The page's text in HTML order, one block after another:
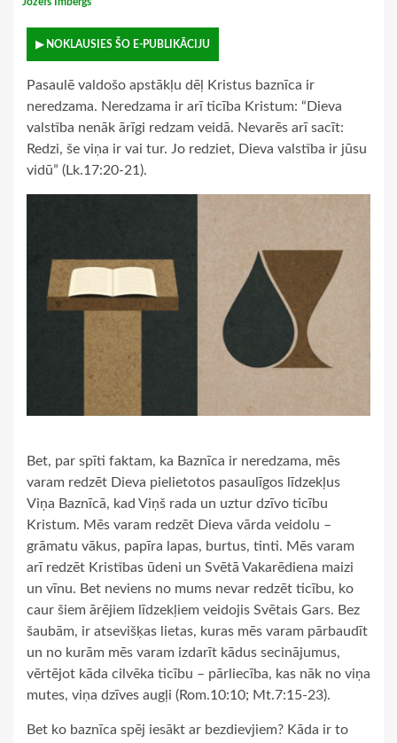
▶ NOKLAUSIES ŠO E-PUBLIKĀCIJU
Pasaulē valdošo apstākļu dēļ Kristus baznīca ir
neredzama. Neredzama ir arī ticība Kristum: “Dieva
valstība nenāk ārīgi redzam veidā. Nevarēs arī sacīt:
Redzi, še viņa ir vai tur. Jo redziet, Dieva valstība ir jūsu
vidū” (Lk.17:20-21).
Bet, par spīti faktam, ka Baznīca ir neredzama, mēs
varam redzēt Dieva pielietotos pasaulīgos līdzekļus
Viņa Baznīcā, kad Viņš rada un uztur dzīvo ticību
Kristum. Mēs varam redzēt Dieva vārda veidolu –
grāmatu vākus, papīra lapas, burtus, tinti. Mēs varam
arī redzēt Kristības ūdeni un Svētā Vakarēdiena maizi
un vīnu. Bet neviens no mums nevar redzēt ticību, ko
caur šiem ārējiem līdzekļiem veidojis Svētais Gars. Bez
šaubām, ir atsevišķas lietas, kuras mēs varam pārbaudīt
un no kurām mēs varam izdarīt kādus secinājumus,
vērtējot kāda cilvēka ticību – pārliecība, kas nāk no viņa
mutes, viņa dzīves augļi (Rom.10:10; Mt.7:15-23).
Bet ko baznīca spēj iesākt ar bezdievjiem? Kāda ir to